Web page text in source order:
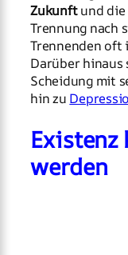
Zukunftund die
Trennung nach
Trennenden oft
Darüber hinaus
Scheidung mit
hin zu
werden